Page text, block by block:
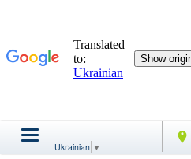
Ukrainian ▼